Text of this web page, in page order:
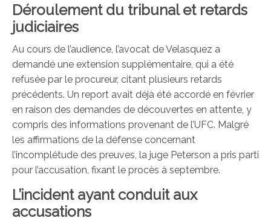
Déroulement du tribunal et retards
judiciaires
Au cours de l’audience, l’avocat de Velasquez a
demandé une extension supplémentaire, qui a été
refusée par le procureur, citant plusieurs retards
précédents. Un report avait déjà été accordé en février
en raison des demandes de découvertes en attente, y
compris des informations provenant de l’UFC. Malgré
les affirmations de la défense concernant
l’incomplétude des preuves, la juge Peterson a pris parti
pour l’accusation, fixant le procès à septembre.
L’incident ayant conduit aux
accusations